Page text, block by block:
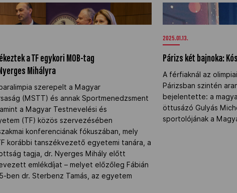
a TF egykori MOB-tag
Mihályra" />
a TF egykori MOB-tag
Mihályra
szerepelt a Magyar
(MSTT) és annak Sportmenedzsment
a Magyar Testnevelési és
(TF) közös szervezésében
konferenciának fókuszában, mely
korábbi tanszékvezető egyetemi tanára, a
tagja, dr. Nyerges Mihály előtt
emlékdíjat – melyet előzőleg Fábián
ben dr. Sterbenz Tamás, az egyetem
Párizs két bajnoka:
sportolója" />
2025.01.13.
Párizs két bajnoka:
A férfiaknál az
Párizsban szintén
bejelentette: a
öttusázó Gulyás
sportolójának a